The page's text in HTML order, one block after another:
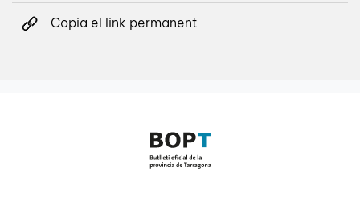
Copia el link permanent